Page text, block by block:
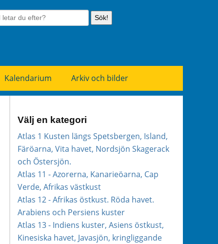
Sök!
Kalendarium Arkiv och bilder
Välj en kategori
Atlas 1 Kusten längs Spetsbergen, Island,
Färöarna, Vita havet, Nordsjön Skagerack
och Östersjön.
Atlas 11 - Azorerna, Kanarieöarna, Cap
Verde, Afrikas västkust
Atlas 12 - Afrikas östkust. Röda havet.
Arabiens och Persiens kuster
Atlas 13 - Indiens kuster, Asiens östkust,
Kinesiska havet, Javasjön, kringliggande